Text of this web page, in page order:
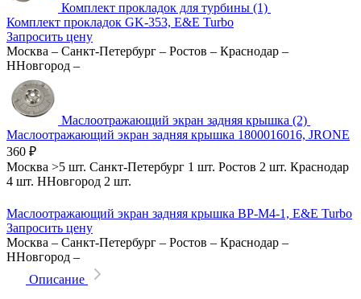
Комплект прокладок для турбины (1)
Комплект прокладок GK-353, E&E Turbo
Запросить цену
Москва – Санкт-Петербург – Ростов – Краснодар –
ННовгород –
Маслоотражающий экран задняя крышка (2)
Маслоотражающий экран задняя крышка 1800016016, JRONE
360 ₽
Москва >5 шт. Санкт-Петербург 1 шт. Ростов 2 шт. Краснодар
4 шт. ННовгород 2 шт.
Маслоотражающий экран задняя крышка BP-M4-1, E&E Turbo
Запросить цену
Москва – Санкт-Петербург – Ростов – Краснодар –
ННовгород –
Описание